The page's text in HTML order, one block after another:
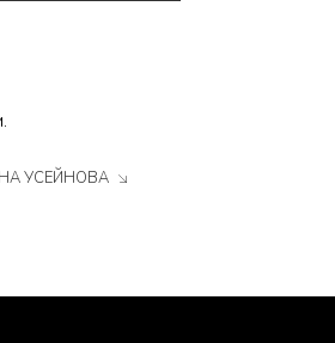
УСЕЙНОВА